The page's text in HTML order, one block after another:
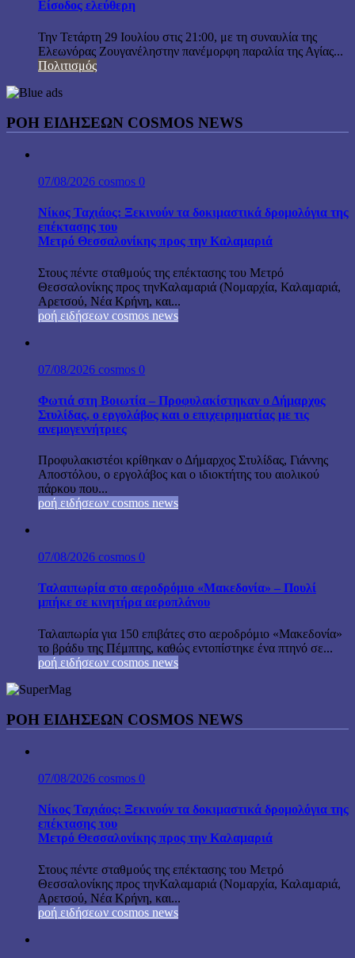
Είσοδος ελεύθερη
Την Τετάρτη 29 Ιουλίου στις 21:00, με τη συναυλία της
Ελεωνόρας Ζουγανέληστην πανέμορφη παραλία της Αγίας...
Πολιτισμός
ΡΟΗ ΕΙΔΗΣΕΩΝ COSMOS NEWS
07/08/2026 cosmos 0
Νίκος Ταχιάος: Ξεκινούν τα δοκιμαστικά δρομολόγια της
επέκτασης του
Μετρό Θεσσαλονίκης προς την Καλαμαριά
Στους πέντε σταθμούς της επέκτασης του Μετρό
Θεσσαλονίκης προς τηνΚαλαμαριά (Νομαρχία, Καλαμαριά,
Αρετσού, Νέα Κρήνη, και...
ροή ειδήσεων cosmos news
07/08/2026 cosmos 0
Φωτιά στη Βοιωτία – Προφυλακίστηκαν ο Δήμαρχος
Στυλίδας, ο εργολάβος και ο επιχειρηματίας με τις
ανεμογεννήτριες
Προφυλακιστέοι κρίθηκαν ο Δήμαρχος Στυλίδας, Γιάννης
Αποστόλου, ο εργολάβος και ο ιδιοκτήτης του αιολικού
πάρκου που...
ροή ειδήσεων cosmos news
07/08/2026 cosmos 0
Ταλαιπωρία στο αεροδρόμιο «Μακεδονία» – Πουλί
μπήκε σε κινητήρα αεροπλάνου
Ταλαιπωρία για 150 επιβάτες στο αεροδρόμιο «Μακεδονία»
το βράδυ της Πέμπτης, καθώς εντοπίστηκε ένα πτηνό σε...
ροή ειδήσεων cosmos news
ΡΟΉ ΕΙΔΉΣΕΩΝ COSMOS NEWS
07/08/2026 cosmos 0
Νίκος Ταχιάος: Ξεκινούν τα δοκιμαστικά δρομολόγια της
επέκτασης του
Μετρό Θεσσαλονίκης προς την Καλαμαριά
Στους πέντε σταθμούς της επέκτασης του Μετρό
Θεσσαλονίκης προς τηνΚαλαμαριά (Νομαρχία, Καλαμαριά,
Αρετσού, Νέα Κρήνη, και...
ροή ειδήσεων cosmos news